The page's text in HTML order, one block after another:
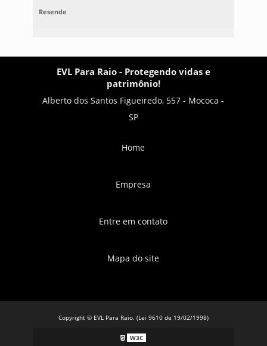
Resende
EVL Para Raio - Protegendo vidas e
patrimônio!
Alberto dos Santos Figueiredo, 557 - Mococa -
SP
Home
Empresa
Entre em contato
Mapa do site
Copyright © EVL Para Raio. (Lei 9610 de 19/02/1998)
W3C